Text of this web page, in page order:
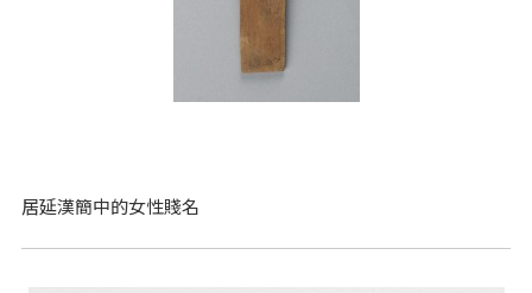
居延漢簡中的女性賤名